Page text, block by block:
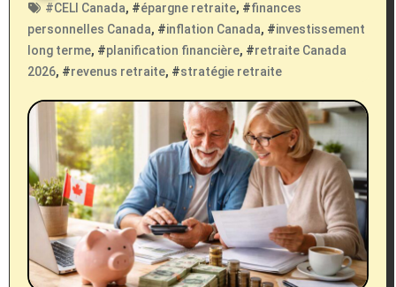
#CELI Canada, #épargne retraite, #finances
personnelles Canada, #inflation Canada, #investissement
long terme, #planification financière, #retraite Canada
2026, #revenus retraite, #stratégie retraite